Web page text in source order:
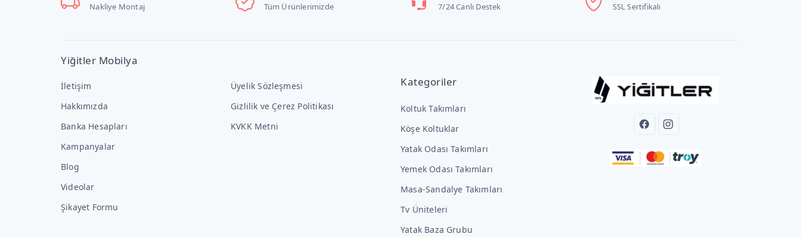
Nakliye Montaj Tüm Ürünlerimizde 7/24 Canlı Destek SSL Sertifikalı
Yiğitler Mobilya
İletişim
Hakkımızda
Banka Hesapları
Kampanyalar
Blog
Videolar
Şikayet Formu
Üyelik Sözleşmesi
Gizlilik ve Çerez Politikası
KVKK Metni
Kategoriler
Koltuk Takımları
Köşe Koltuklar
Yatak Odası Takımları
Yemek Odası Takımları
Masa-Sandalye Takımları
Tv Üniteleri
Yatak Baza Grubu